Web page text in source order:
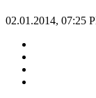
02.01.2014, 07:25